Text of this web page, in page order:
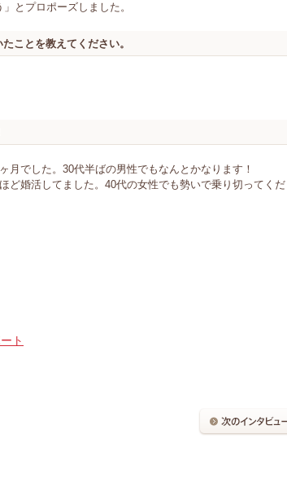
とプロポーズしました。
ことを教えてください。
月でした。30代半ばの男性でもなんとかなります！
ど婚活してました。40代の女性でも勢いで乗り切ってくだ
ト